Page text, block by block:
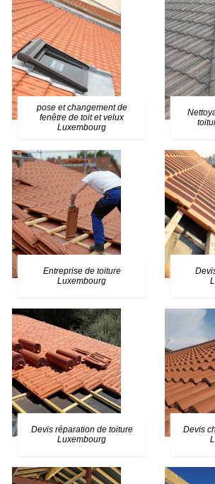
pose et changement de
fenêtre de toit et velux
Luxembourg
Entreprise de toiture
Luxembourg
Devis réparation de toiture
Luxembourg
Devis